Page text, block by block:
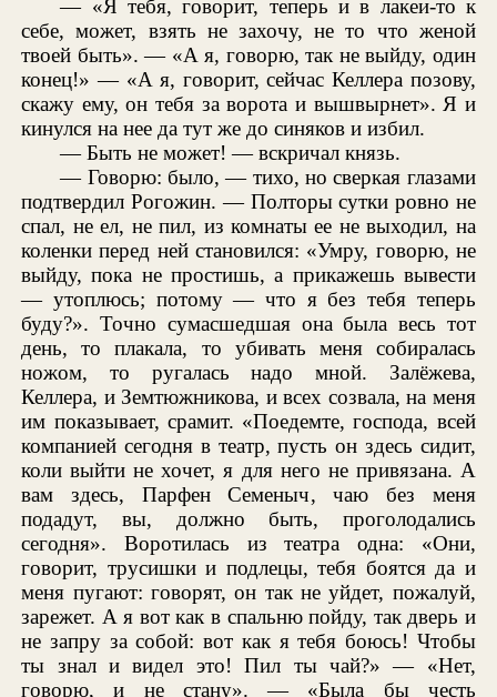
— «Я тебя, говорит, теперь и в лакеи-то к
себе, может, взять не захочу, не то что женой
твоей быть». — «А я, говорю, так не выйду, один
конец!» — «А я, говорит, сейчас Келлера позову,
скажу ему, он тебя за ворота и вышвырнет». Я и
кинулся на нее да тут же до синяков и избил.
— Быть не может! — вскричал князь.
— Говорю: было, — тихо, но сверкая глазами
подтвердил Рогожин. — Полторы сутки ровно не
спал, не ел, не пил, из комнаты ее не выходил, на
коленки перед ней становился: «Умру, говорю, не
выйду, пока не простишь, а прикажешь вывести
— утоплюсь; потому — что я без тебя теперь
буду?». Точно сумасшедшая она была весь тот
день, то плакала, то убивать меня собиралась
ножом, то ругалась надо мной. Залёжева,
Келлера, и Земтюжникова, и всех созвала, на меня
им показывает, срамит. «Поедемте, господа, всей
компанией сегодня в театр, пусть он здесь сидит,
коли выйти не хочет, я для него не привязана. А
вам здесь, Парфен Семеныч, чаю без меня
подадут, вы, должно быть, проголодались
сегодня». Воротилась из театра одна: «Они,
говорит, трусишки и подлецы, тебя боятся да и
меня пугают: говорят, он так не уйдет, пожалуй,
зарежет. А я вот как в спальню пойду, так дверь и
не запру за собой: вот как я тебя боюсь! Чтобы
ты знал и видел это! Пил ты чай?» — «Нет,
говорю, и не стану». — «Была бы честь